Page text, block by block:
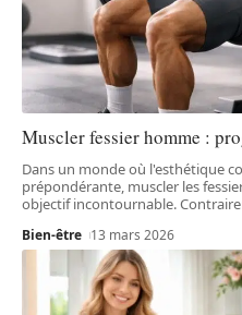
Muscler fessier homme :
Dans un monde où l'esthétique
prépondérante, muscler les
objectif incontournable.
Bien-être 13 mars 2026